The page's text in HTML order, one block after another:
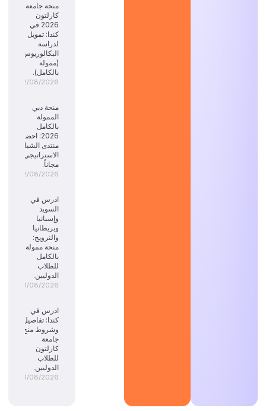
منحة جامعة
كارلتون
2026 في
كندا: تمويل
لدراسة
البكالوريوس
(ممولة
بالكامل).
02/08/2026
منحة دبي
الممولة
بالكامل
2026: احضر
منتدى الشباب
الاستراتيجي
مجاناً.
02/08/2026
ادرس في
السويد
وإسبانيا
وبريطانيا
والنرويج:
منحة ممولة
بالكامل
للطلاب
الدوليين.
01/08/2026
ادرس في
كندا: تفاصيل
وشروط منح
جامعة
كارلتون
للطلاب
الدوليين.
01/08/2026